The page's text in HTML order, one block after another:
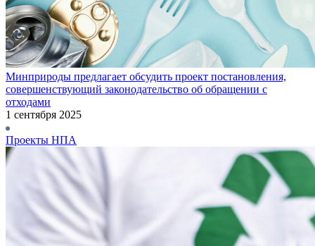
Минприроды предлагает обсудить проект постановления,
совершенствующий законодательство об обращении с
отходами
1 сентября 2025
Проекты НПА